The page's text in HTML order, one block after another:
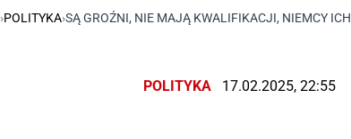
›POLITYKA›SĄ GROŹNI, NIE MAJĄ KWALIFIKACJI, NIEMCY
POLITYKA 17.02.2025, 22:55